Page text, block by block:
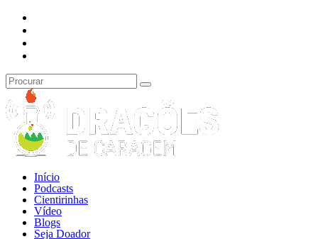
Início
Podcasts
Cientirinhas
Vídeo
Blogs
Seja Doador